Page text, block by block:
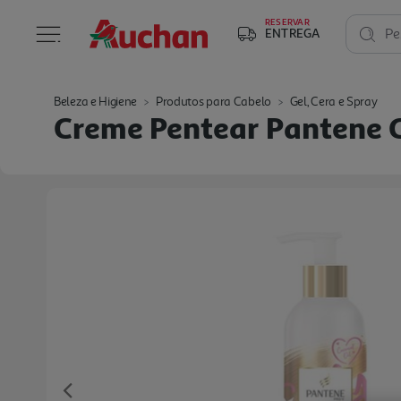
RESERVAR
ENTREGA
Beleza e Higiene Produtos para Cabelo Gel, Cera e Spray
Creme Pentear Pantene